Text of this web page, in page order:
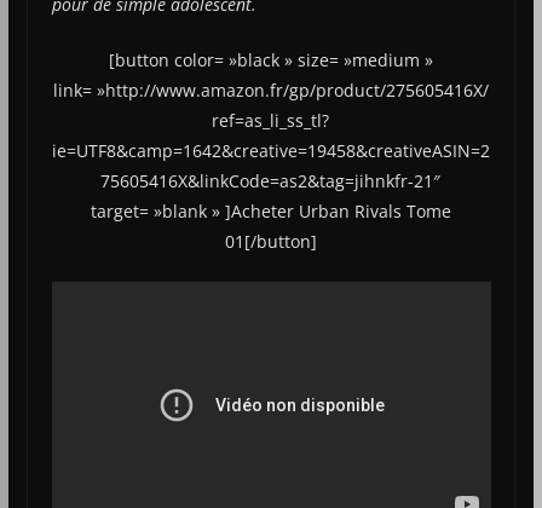
[button color= »black » size= »medium »
link= »http://www.amazon.fr/gp/product/275605416X/
ref=as_li_ss_tl?
ie=UTF8&camp=1642&creative=19458&creativeASIN=2
75605416X&linkCode=as2&tag=jihnkfr-21″
target= »blank » ]Acheter Urban Rivals Tome
01[/button]